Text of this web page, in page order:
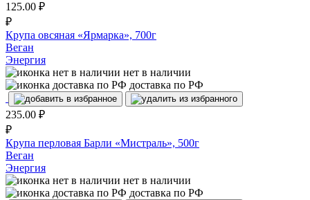
125.00 ₽
₽
Крупа овсяная «Ярмарка», 700г
Веган
Энергия
нет в наличии
доставка по РФ
235.00 ₽
₽
Крупа перловая Барли «Мистраль», 500г
Веган
Энергия
нет в наличии
доставка по РФ